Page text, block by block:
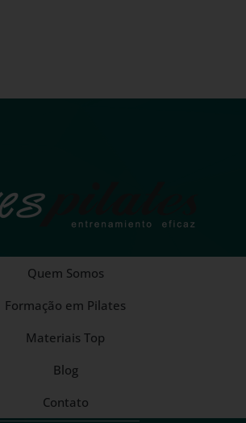
Quem Somos
Formação em Pilates
Materiais Top
Blog
Contato